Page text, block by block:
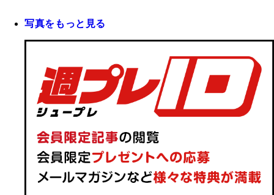
写真をもっと見る